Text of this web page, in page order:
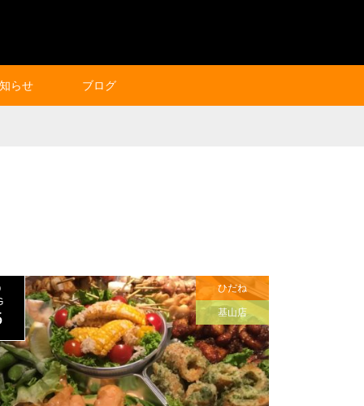
らせ ブログ
ひだね
基山店